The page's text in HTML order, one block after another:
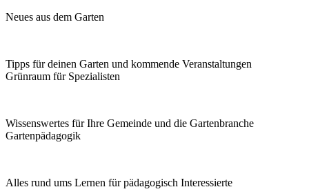
Neues aus dem Garten
Tipps für deinen Garten und kommende Veranstaltungen
Grünraum für Spezialisten
Wissenswertes für Ihre Gemeinde und die Gartenbranche
Garten­pädagogik
Alles rund ums Lernen für pädagogisch Interessierte